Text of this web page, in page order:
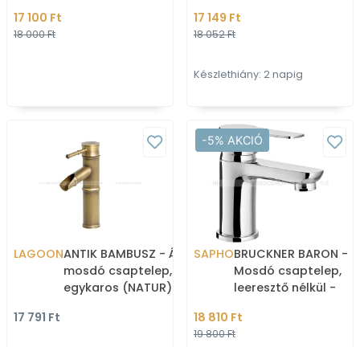
17 100 Ft
18 000 Ft
17 149 Ft
18 052 Ft
Készlethiány: 2 napig
LAGOONANTIK BAMBUSZ - Álló
mosdó csaptelep,
egykaros (NATUR)
17 791 Ft
-5% AKCIÓ
SAPHOBRUCKNER BARON -
Mosdó csaptelep,
leeresztő nélkül -
18 810 Ft
19 800 Ft